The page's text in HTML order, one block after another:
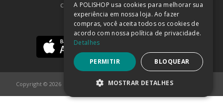
COMPRA 100% SEGURA (SAIBA MAIS)
BAIXE NOSSO APP
Copyright © 2026
A POLISHOP usa cookies para melhorar sua
experiência em nossa loja. Ao fazer
compras, você aceita todos os cookies de
acordo com nossa política de privacidade.
Detalhes
PERMITIR BLOQUEAR
MOSTRAR DETALHES
ESTRITAMENTE NECESSÁRIOS